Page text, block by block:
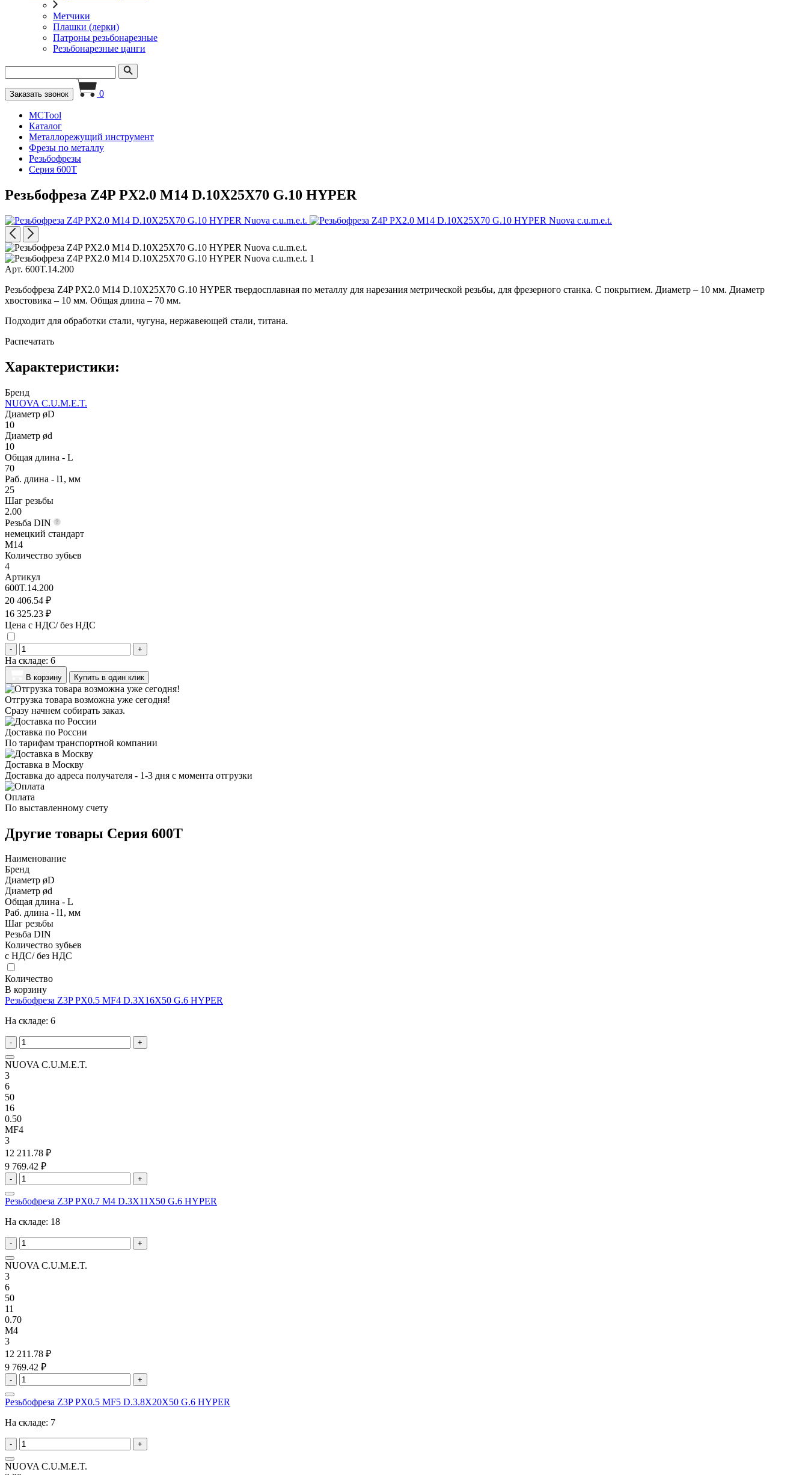
Метчики
Плашки (лерки)
Патроны резьбонарезные
Резьбонарезные цанги
Заказать звонок 0
MCTool
Каталог
Металлорежущий инструмент
Фрезы по металлу
Резьбофрезы
Серия 600T
Резьбофреза Z4P PX2.0 M14 D.10X25X70 G.10 HYPER
Арт. 600T.14.200
Резьбофреза Z4P PX2.0 M14 D.10X25X70 G.10 HYPER твердосплавная по металлу для нарезания метрической резьбы, для фрезерного станка. С покрытием. Диаметр – 10 мм. Диаметр
хвостовика – 10 мм. Общая длина – 70 мм.
Подходит для обработки стали, чугуна, нержавеющей стали, титана.
Распечатать
Характеристики:
Бренд
NUOVA C.U.M.E.T.
Диаметр øD
10
Диаметр ød
10
Общая длина - L
70
Раб. длина - l1, мм
25
Шаг резьбы
2.00
Резьба DIN
немецкий стандарт
M14
Количество зубьев
4
Артикул
600T.14.200
20 406.54 ₽
16 325.23 ₽
Цена с НДС/ без НДС
- +
На складе: 6
В корзину Купить в один клик
Отгрузка товара возможна уже сегодня!
Сразу начнем собирать заказ.
Доставка по России
По тарифам транспортной компании
Доставка в Москву
Доставка до адреса получателя - 1-3 дня с момента отгрузки
Оплата
По выставленному счету
Другие товары Серия 600T
Наименование
Бренд
Диаметр øD
Диаметр ød
Общая длина - L
Раб. длина - l1, мм
Шаг резьбы
Резьба DIN
Количество зубьев
с НДС/ без НДС
Количество
В корзину
Резьбофреза Z3P PX0.5 MF4 D.3X16X50 G.6 HYPER
На складе: 6
- +
NUOVA C.U.M.E.T.
3
6
50
16
0.50
MF4
3
12 211.78 ₽
9 769.42 ₽
- +
Резьбофреза Z3P PX0.7 M4 D.3X11X50 G.6 HYPER
На складе: 18
- +
NUOVA C.U.M.E.T.
3
6
50
11
0.70
M4
3
12 211.78 ₽
9 769.42 ₽
- +
Резьбофреза Z3P PX0.5 MF5 D.3.8X20X50 G.6 HYPER
На складе: 7
- +
NUOVA C.U.M.E.T.